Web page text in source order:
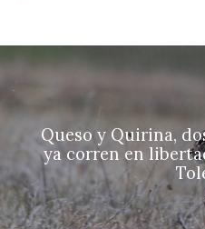
Queso y Quirina,
ya corren en